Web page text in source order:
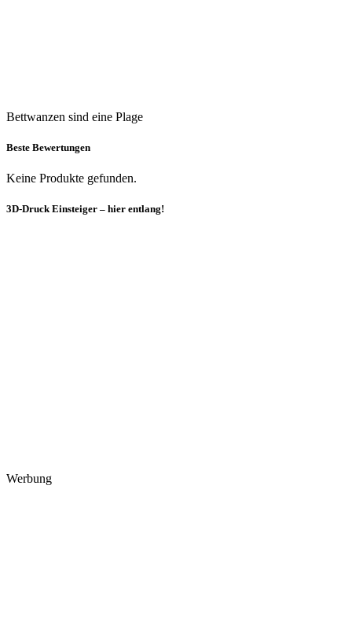
Bettwanzen sind eine Plage
Beste Bewertungen
Keine Produkte gefunden.
3D-Druck Einsteiger – hier entlang!
Werbung